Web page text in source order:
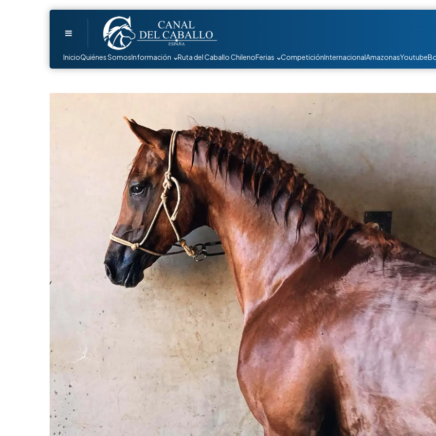
InicioQuiénes SomosInformación Ruta del Caballo ChilenoFerias CompeticiónInternacionalAmazonasYoutube